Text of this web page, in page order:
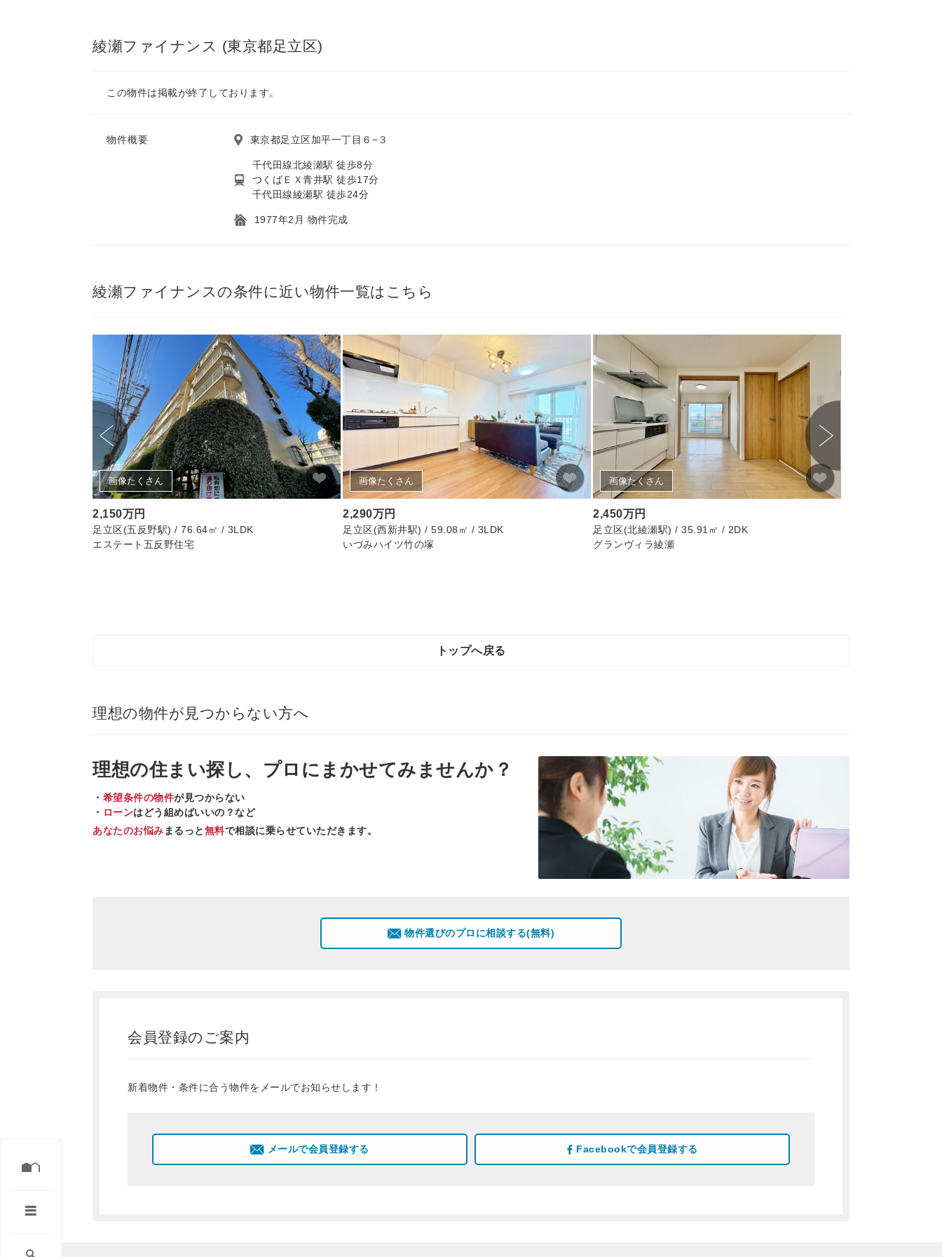
綾瀬ファイナンス (東京都足立区)
この物件は掲載が終了しております。
物件概要 東京都足立区加平一丁目６−３
千代田線北綾瀬駅 徒歩8分
つくばＥＸ青井駅 徒歩17分
千代田線綾瀬駅 徒歩24分
1977年2月 物件完成
綾瀬ファイナンスの条件に近い物件一覧はこちら
画像たくさん
2,150万円
足立区(五反野駅) / 76.64㎡ / 3LDK
エステート五反野住宅
画像たくさん
2,290万円
足立区(西新井駅) / 59.08㎡ / 3LDK
いづみハイツ竹の塚
画像たくさん
2,450万円
足立区(北綾瀬駅) / 35.91㎡ / 2DK
グランヴィラ綾瀬
トップへ戻る
理想の物件が見つからない方へ
理想の住まい探し、 プロ にまかせてみませんか？
・ 希望条件の物件が見つからない
・ ローンはどう組めばいいの？など
あなたのお悩み まるっと無料で相談に乗らせていただきます。
物件選びのプロに相談する(無料)
会員登録のご案内
新着物件・条件に合う物件をメールでお知らせします！
メールで会員登録する Facebookで会員登録する